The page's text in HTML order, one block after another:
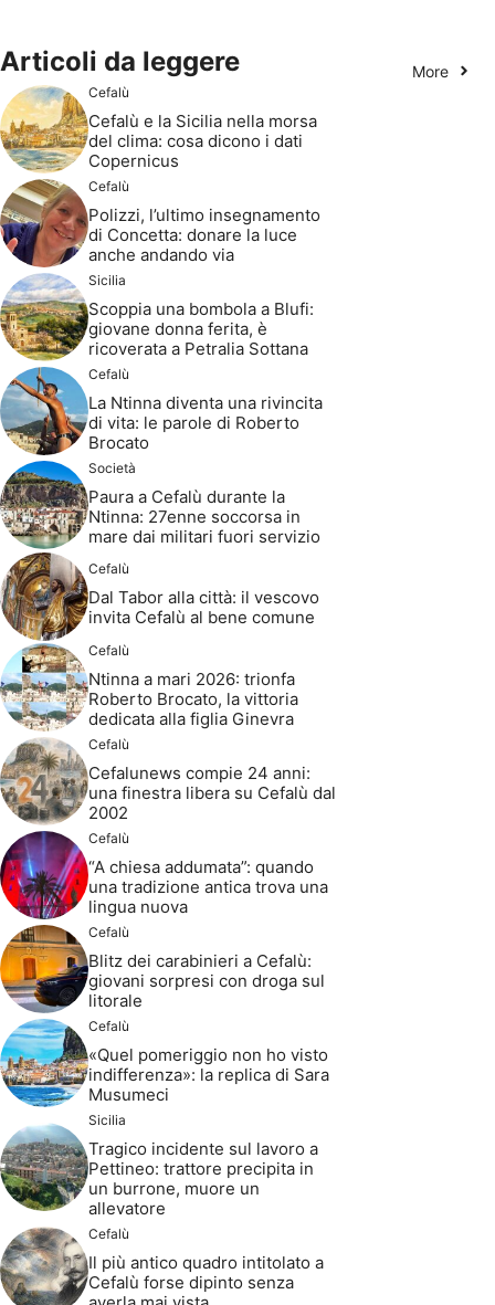
Articoli da leggere More
Cefalù
Cefalù e la Sicilia nella morsa
del clima: cosa dicono i dati
Copernicus
Cefalù
Polizzi, l’ultimo insegnamento
di Concetta: donare la luce
anche andando via
Sicilia
Scoppia una bombola a Blufi:
giovane donna ferita, è
ricoverata a Petralia Sottana
Cefalù
La Ntinna diventa una rivincita
di vita: le parole di Roberto
Brocato
Società
Paura a Cefalù durante la
Ntinna: 27enne soccorsa in
mare dai militari fuori servizio
Cefalù
Dal Tabor alla città: il vescovo
invita Cefalù al bene comune
Cefalù
Ntinna a mari 2026: trionfa
Roberto Brocato, la vittoria
dedicata alla figlia Ginevra
Cefalù
Cefalunews compie 24 anni:
una finestra libera su Cefalù dal
2002
Cefalù
“A chiesa addumata”: quando
una tradizione antica trova una
lingua nuova
Cefalù
Blitz dei carabinieri a Cefalù:
giovani sorpresi con droga sul
litorale
Cefalù
«Quel pomeriggio non ho visto
indifferenza»: la replica di Sara
Musumeci
Sicilia
Tragico incidente sul lavoro a
Pettineo: trattore precipita in
un burrone, muore un
allevatore
Cefalù
Il più antico quadro intitolato a
Cefalù forse dipinto senza